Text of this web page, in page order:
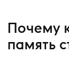
Почему
память